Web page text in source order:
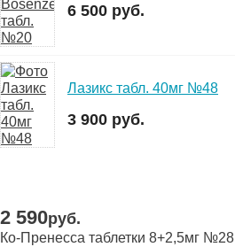
6 500 руб.
Лазикс табл. 40мг №48
3 900 руб.
2 590руб.
Ко-Пренесса таблетки 8+2,5мг №28